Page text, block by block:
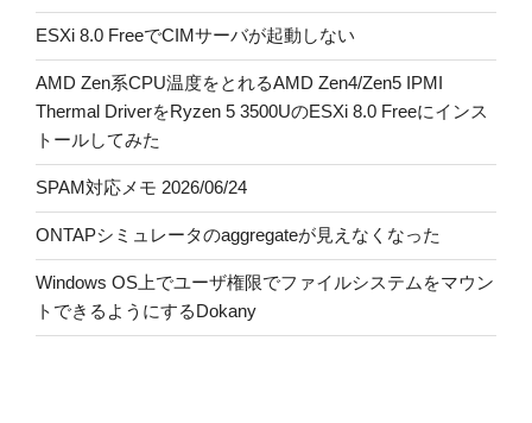
ESXi 8.0 FreeでCIMサーバが起動しない
AMD Zen系CPU温度をとれるAMD Zen4/Zen5 IPMI
Thermal DriverをRyzen 5 3500UのESXi 8.0 Freeにインス
トールしてみた
SPAM対応メモ 2026/06/24
ONTAPシミュレータのaggregateが見えなくなった
Windows OS上でユーザ権限でファイルシステムをマウン
トできるようにするDokany